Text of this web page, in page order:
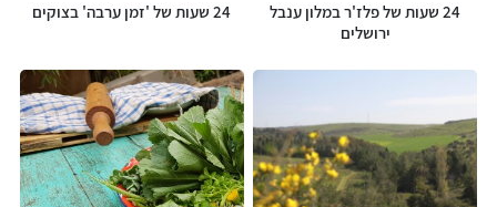
24 שעות של פלז'ר במלון ענבל
ירושלים
24 שעות של 'זמן ערבה' בצוקים